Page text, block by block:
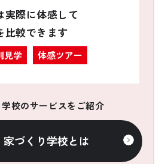
実際に体感して
比較できます
見学 体感ツアー
校のサービスをご紹介
家づくり学校とは